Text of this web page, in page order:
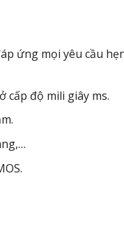
ứng mọi yêu cầu
cấp độ mili giây ms.